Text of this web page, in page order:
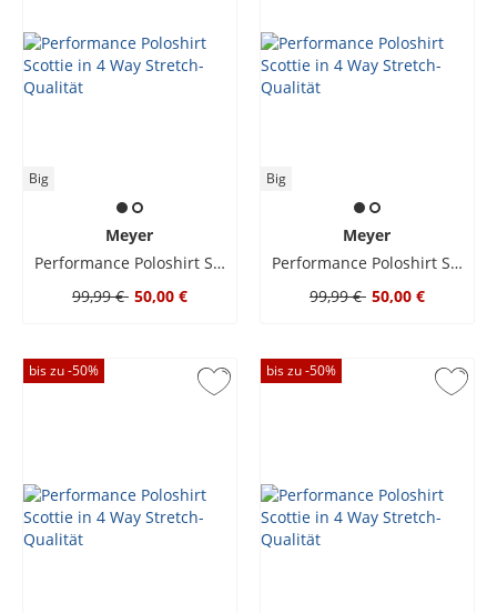
Big
Meyer
Performance Poloshirt Scottie in 4 Way Stretch-Qualität
99,99 € 50,00 €
Big
Meyer
Performance Poloshirt Scottie in 4 Way Stretch-Qualität
99,99 € 50,00 €
bis zu -50% bis zu -50%